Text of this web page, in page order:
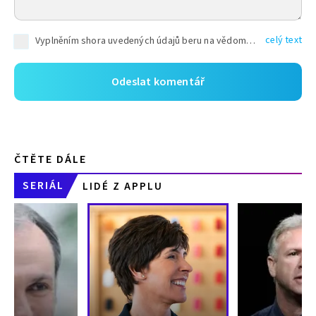
Vyplněním shora uvedených údajů beru na vědomí, že společnost TEXT FACTORY s.r.o., sídlem Brno, Durďákova 336/29, Černá Pole, PSČ: 613 00, IČ: 06157831, zapsané u Krajského soudu v Brně, oddíl C, vložka 100399, bude zpracovávat mé osobní údaje uvedené v rámci mnou vyplněného registračního formuláře na základě oprávněných zájmů TEXT FACTORY s.r.o. dle čl. 6 odst. 1 písm. f) GDPR a pro splnění právních povinností (čl. 6 odst. 1 písm. c) GDPR), a to pro tyto účely: nezbytnost zajistit oprávnění návštěvníka webových stránek provozovaných společností TEXT FACTORY s.r.o. přispívat aktivně ke zveřejněným článkům nebo v rámci diskusních fór a výkon práv TEXT FACTORY s.r.o. jako administrátora těchto diskusních fór. Více informací o zpracování osobních údajů a právech lze nalézt v celý text
ČTĚTE DÁLE
SERIÁL
LIDÉ Z APPLU